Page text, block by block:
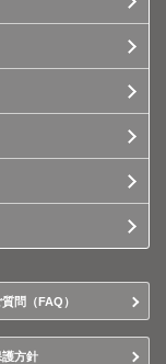
問（FAQ）
方針